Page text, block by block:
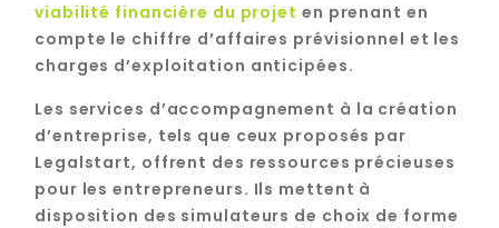
viabilité financière du projet en prenant en
compte le chiffre d’affaires prévisionnel et les
charges d’exploitation anticipées.
Les services d’accompagnement à la création
d’entreprise, tels que ceux proposés par
Legalstart, offrent des ressources précieuses
pour les entrepreneurs. Ils mettent à
disposition des simulateurs de choix de forme